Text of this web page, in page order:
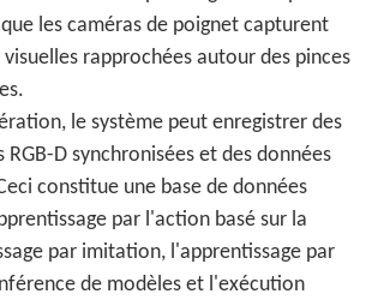
les caméras de poignet capturent
rapprochées autour des pinces
le système peut enregistrer des
RGB-D synchronisées et des données
constitue une base de données
par l'action basé sur la
par imitation, l'apprentissage par
de modèles et l'exécution